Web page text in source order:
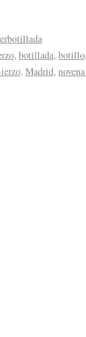
, botillada, botillo
, Madrid,